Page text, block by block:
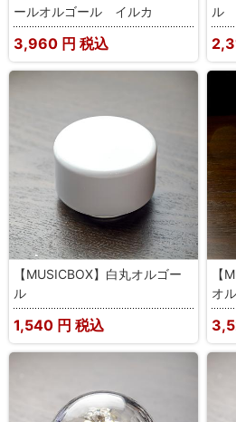
ールオルゴール イルカ
3,960 円 税込
ル
【MUSICBOX】白丸オルゴー
ル
1,540 円 税込
【
オ